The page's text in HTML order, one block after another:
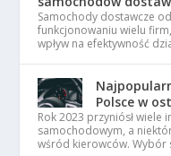
Samochody dostawcze
funkcjonowaniu wielu
wpływ na efektywność
Polsce w
Rok 2023 przyniósł wiele
samochodowym, a
wśród kierowców.